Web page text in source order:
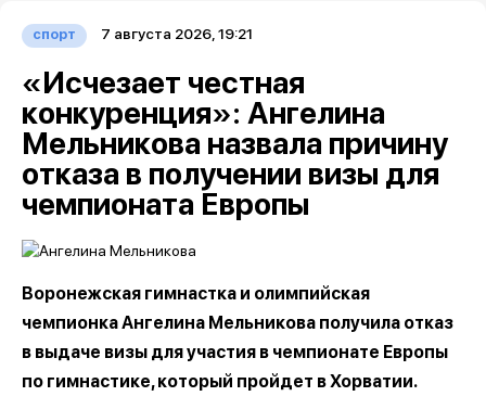
спорт 7 августа 2026, 19:21
«Исчезает честная
конкуренция»: Ангелина
Мельникова назвала причину
отказа в получении визы для
чемпионата Европы
Воронежская гимнастка и олимпийская
чемпионка Ангелина Мельникова получила отказ
в выдаче визы для участия в чемпионате Европы
по гимнастике, который пройдет в Хорватии.